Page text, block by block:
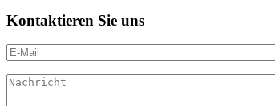
Kontaktieren Sie uns